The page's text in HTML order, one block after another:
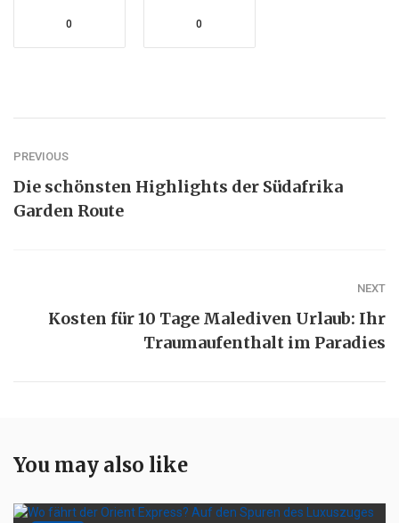
0 0
PREVIOUS
Die schönsten Highlights der Südafrika
Garden Route
NEXT
Kosten für 10 Tage Malediven Urlaub: Ihr
Traumaufenthalt im Paradies
You may also like